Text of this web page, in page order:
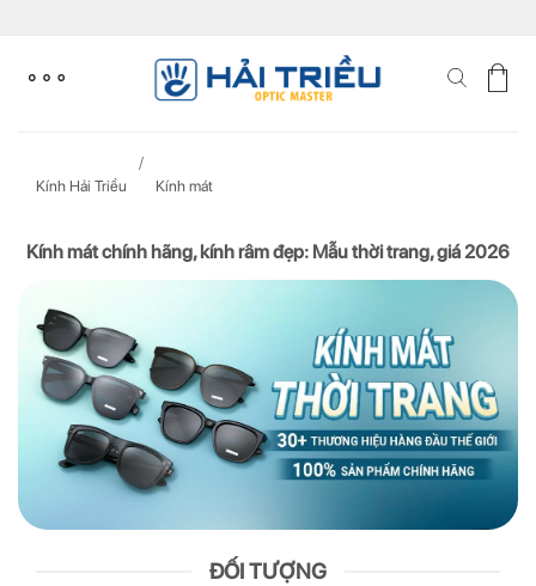
content
Kính Hải Triều Kính mát
Kính mát chính hãng, kính râm đẹp: Mẫu thời trang, giá 2026
ĐỐI TƯỢNG